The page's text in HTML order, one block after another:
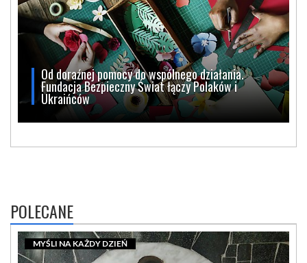
Od doraźnej pomocy do wspólnego działania.
Fundacja Bezpieczny Świat łączy Polaków i
Ukraińców
POLECANE
MYŚLI NA KAŻDY DZIEŃ